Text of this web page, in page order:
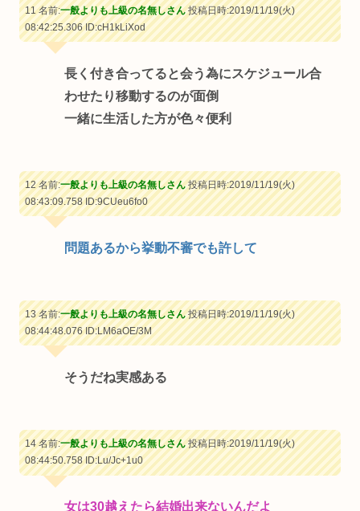
11 名前:一般よりも上級の名無しさん投稿日時:2019/11/19(火)
08:42:25.306ID:cH1kLiXod
長く付き合ってると会う為にスケジュール合
わせたり移動するのが面倒
一緒に生活した方が色々便利
12 名前:一般よりも上級の名無しさん投稿日時:2019/11/19(火)
08:43:09.758ID:9CUeu6fo0
問題あるから挙動不審でも許して
13 名前:一般よりも上級の名無しさん投稿日時:2019/11/19(火)
08:44:48.076ID:LM6aOE/3M
そうだね実感ある
14 名前:一般よりも上級の名無しさん投稿日時:2019/11/19(火)
08:44:50.758ID:Lu/Jc+1u0
女は30越えたら結婚出来ないんだよ